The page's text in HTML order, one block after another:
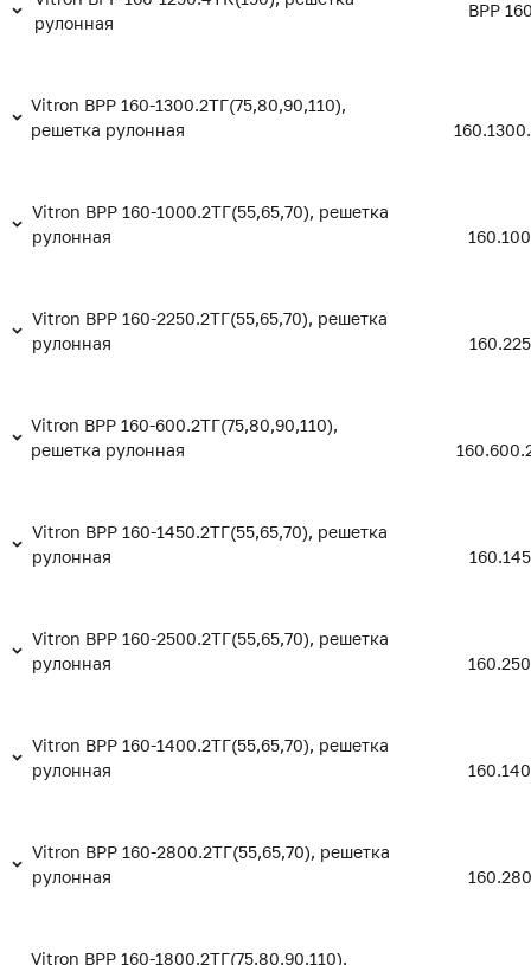
рулонная
ВРР
Vitron ВРР 160-1300.2ТГ(75,80,90,110),
решетка рулонная
Vitron ВРР 160-1000.2ТГ(55,65,70), решетка
рулонная
Vitron ВРР 160-2250.2ТГ(55,65,70), решетка
рулонная
Vitron ВРР 160-600.2ТГ(75,80,90,110),
решетка рулонная
Vitron ВРР 160-1450.2ТГ(55,65,70), решетка
рулонная
Vitron ВРР 160-2500.2ТГ(55,65,70), решетка
рулонная
Vitron ВРР 160-1400.2ТГ(55,65,70), решетка
рулонная
Vitron ВРР 160-2800.2ТГ(55,65,70), решетка
рулонная
Vitron ВРР 160-1800.2ТГ(75,80,90,110),